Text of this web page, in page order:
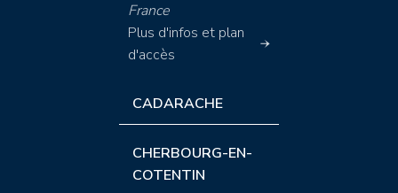
France
Plus d'infos et plan
d'accès
CADARACHE
CHERBOURG-EN-
COTENTIN